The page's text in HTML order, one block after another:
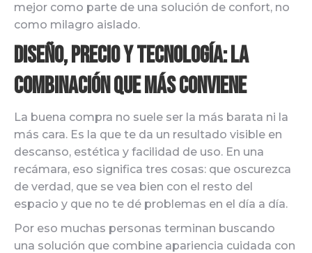
mejor como parte de una solución de confort, no
como milagro aislado.
Diseño, precio y tecnología: la
combinación que más conviene
La buena compra no suele ser la más barata ni la
más cara. Es la que te da un resultado visible en
descanso, estética y facilidad de uso. En una
recámara, eso significa tres cosas: que oscurezca
de verdad, que se vea bien con el resto del
espacio y que no te dé problemas en el día a día.
Por eso muchas personas terminan buscando
una solución que combine apariencia cuidada con